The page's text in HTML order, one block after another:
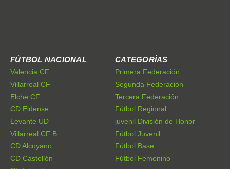
FÚTBOL NACIONAL
Valencia CF
Villarreal CF
Elche CF
CD Eldense
Levante UD
Villarreal CF B
CD Alcoyano
CD Castellón
CATEGORÍAS
Primera Federación
Segunda Federación
Tercera Federación
Fútbol Regional
juvenil División de Honor
Fútbol Juvenil
Fútbol Base
Fútbol Femenino